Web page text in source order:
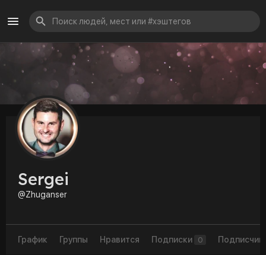
Sergei
@Zhuganser
График Группы Нравится Подписки 0